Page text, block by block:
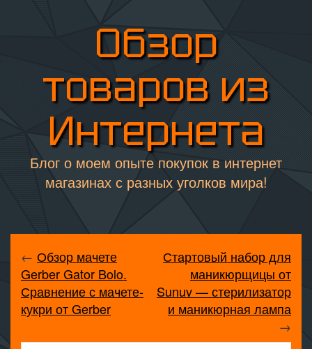
Обзор
товаров из
Интернета
Блог о моем опыте покупок в интернет
магазинах с разных уголков мира!
← Обзор мачете
Gerber Gator Bolo.
Сравнение с мачете-
кукри от Gerber
Стартовый набор для
маникюрщицы от
Sunuv — стерилизатор
и маникюрная лампа
→